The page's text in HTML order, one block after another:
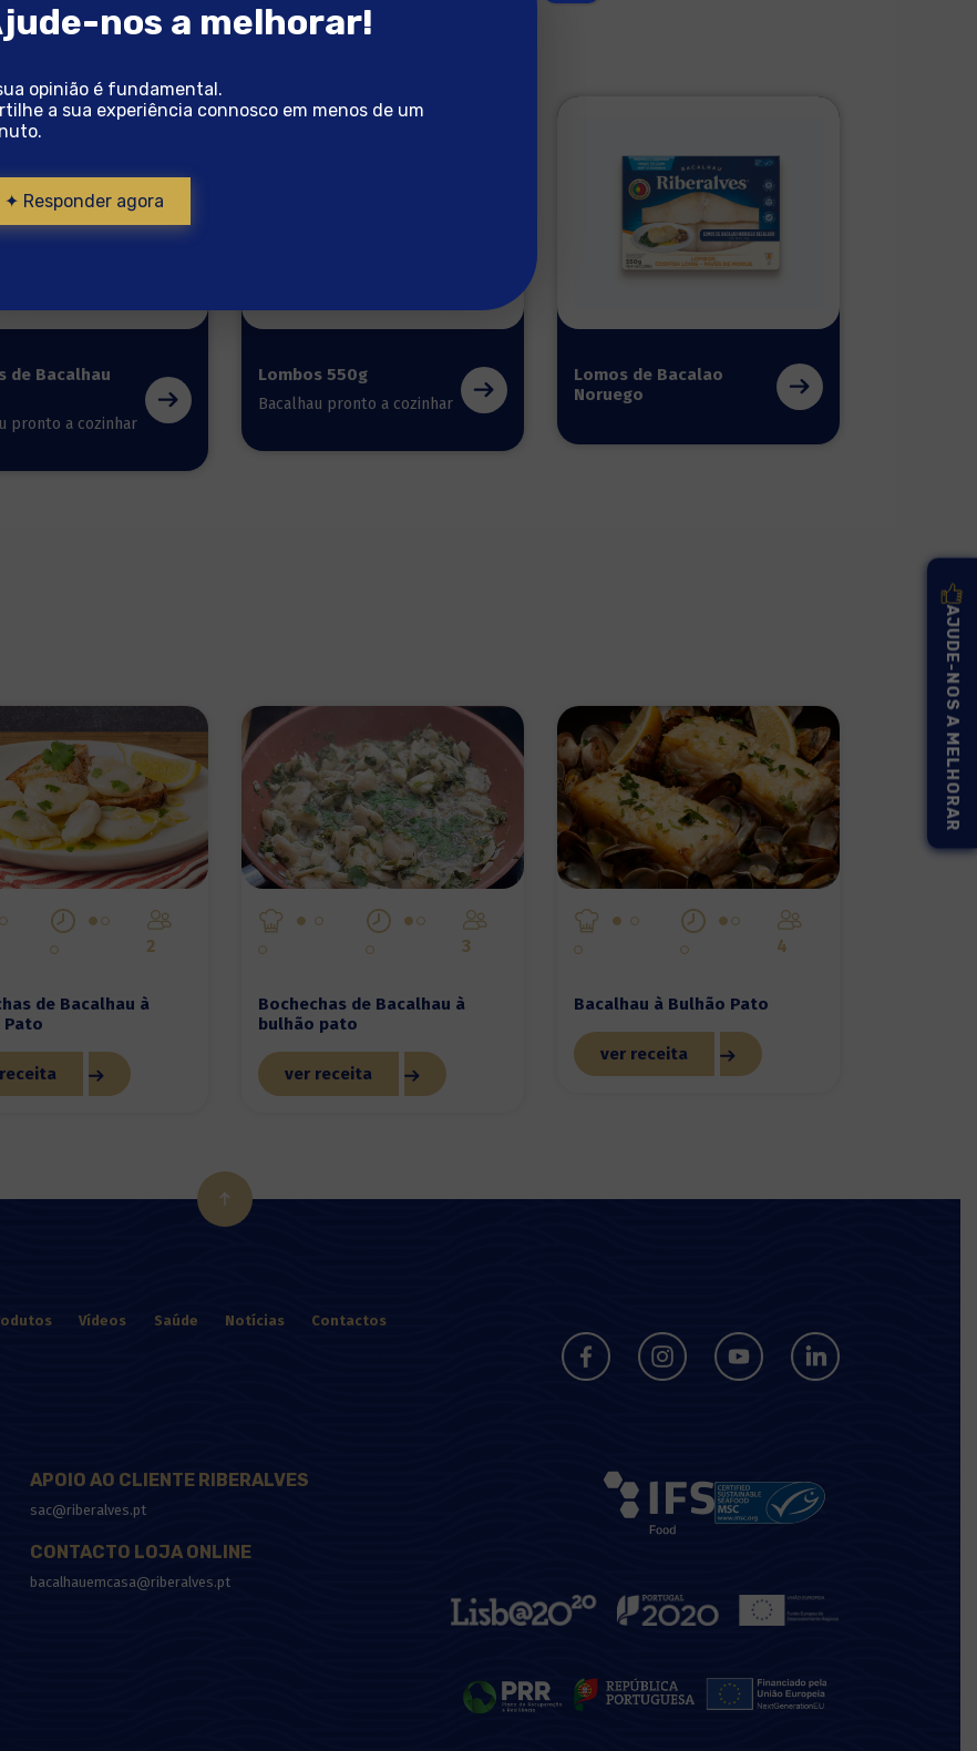
de Bacalhau
pronto a cozinhar
Lombos 550g
Bacalhau pronto a cozinhar
Lomos de Bacalao
Noruego
2
de Bacalhau à
Pato
3
Bochechas de Bacalhau à
bulhão pato
ver receita
4
Bacalhau à Bulhão Pato
ver receita
Vídeos Saúde Notícias Contactos
APOIO AO CLIENTE RIBERALVES
sac@riberalves.pt
CONTACTO LOJA ONLINE
bacalhauemcasa@riberalves.pt
nos a melhorar!
opinião é fundamental.
a sua experiência connosco em menos de um
✦ Responder agora
AJUDE-NOS A MELHORAR